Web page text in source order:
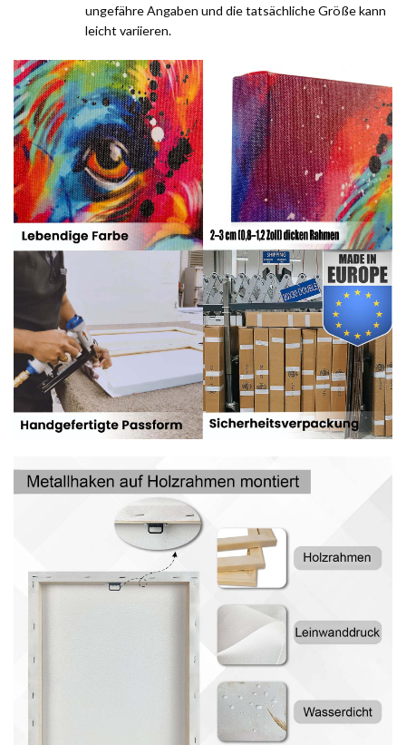
ungefähre Angaben und die tatsächliche Größe kann
leicht variieren.